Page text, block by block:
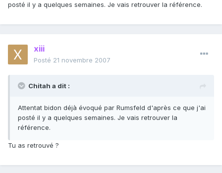
posté il y a quelques semaines. Je vais retrouver la référence.
xiii
Posté 21 novembre 2007
Chitah a dit :
Attentat bidon déjà évoqué par Rumsfeld d'après ce que j'ai
posté il y a quelques semaines. Je vais retrouver la
référence.
Tu as retrouvé ?